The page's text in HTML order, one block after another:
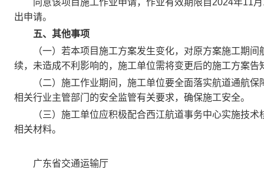
同意该项目施工作业申请，作业有效期限自2024年11月
出申请。
五、其他事项
（一）若本项目施工方案发生变化，对原方案施工期间
续，未造成不利影响的，施工单位需将变更后的施工方案告
（二）施工作业期间，施工单位要全面落实航道通航保
相关行业主管部门的安全监管有关要求，确保施工安全。
（三）施工单位应积极配合西江航道事务中心实施技术
相关材料。
广东省交通运输厅